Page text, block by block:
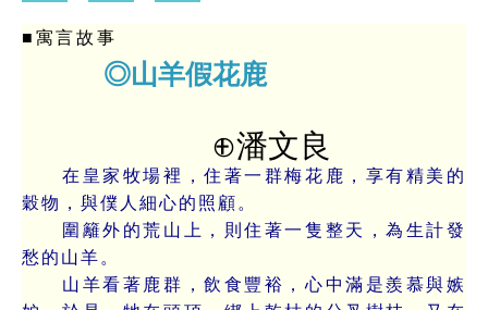
■寓言故事
◎山羊假花鹿
⊕潘文良
在皇家牧場裡，住著一群梅花鹿，享有精美的
穀物，與僕人細心的照顧。
圍籬外的荒山上，則住著一隻整天，為生計發
愁的山羊。
山羊看著鹿群，飲食豐裕，心中滿是羨慕與嫉